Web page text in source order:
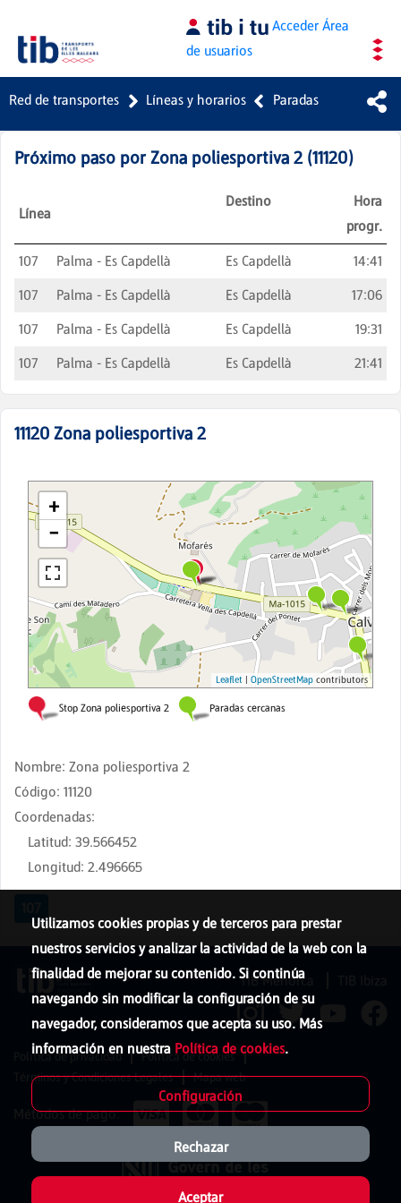
Saltar al contenido principal AccederÁrea
de usuarios
Red de transportes Líneas y horarios Paradas
Próximo paso por Zona poliesportiva 2 (11120)
Línea
Destino
Hora
progr.
107 Palma - Es Capdellà Es Capdellà
14:41
107
Palma - Es Capdellà Es Capdellà
17:06
107
Palma - Es Capdellà Es Capdellà
19:31
107
Palma - Es Capdellà Es Capdellà 21:41
11120 Zona poliesportiva 2
Nombre: Zona poliesportiva 2
Código: 11120
Coordenadas:
Latitud: 39.566452
Longitud: 2.496665
Utilizamos cookies propias y de terceros para prestar
nuestros servicios y analizar la actividad de la web con la
finalidad de mejorar su contenido. Si continúa
navegando sin modificar la configuración de su
navegador, consideramos que acepta su uso. Más
información en nuestra Política de cookies.
Configuración
Rechazar
Aceptar
TIB Menorca
Política de privacidad
Política de cookies
Términos y Condiciones Legales
Mapa web
Métodos de pago: